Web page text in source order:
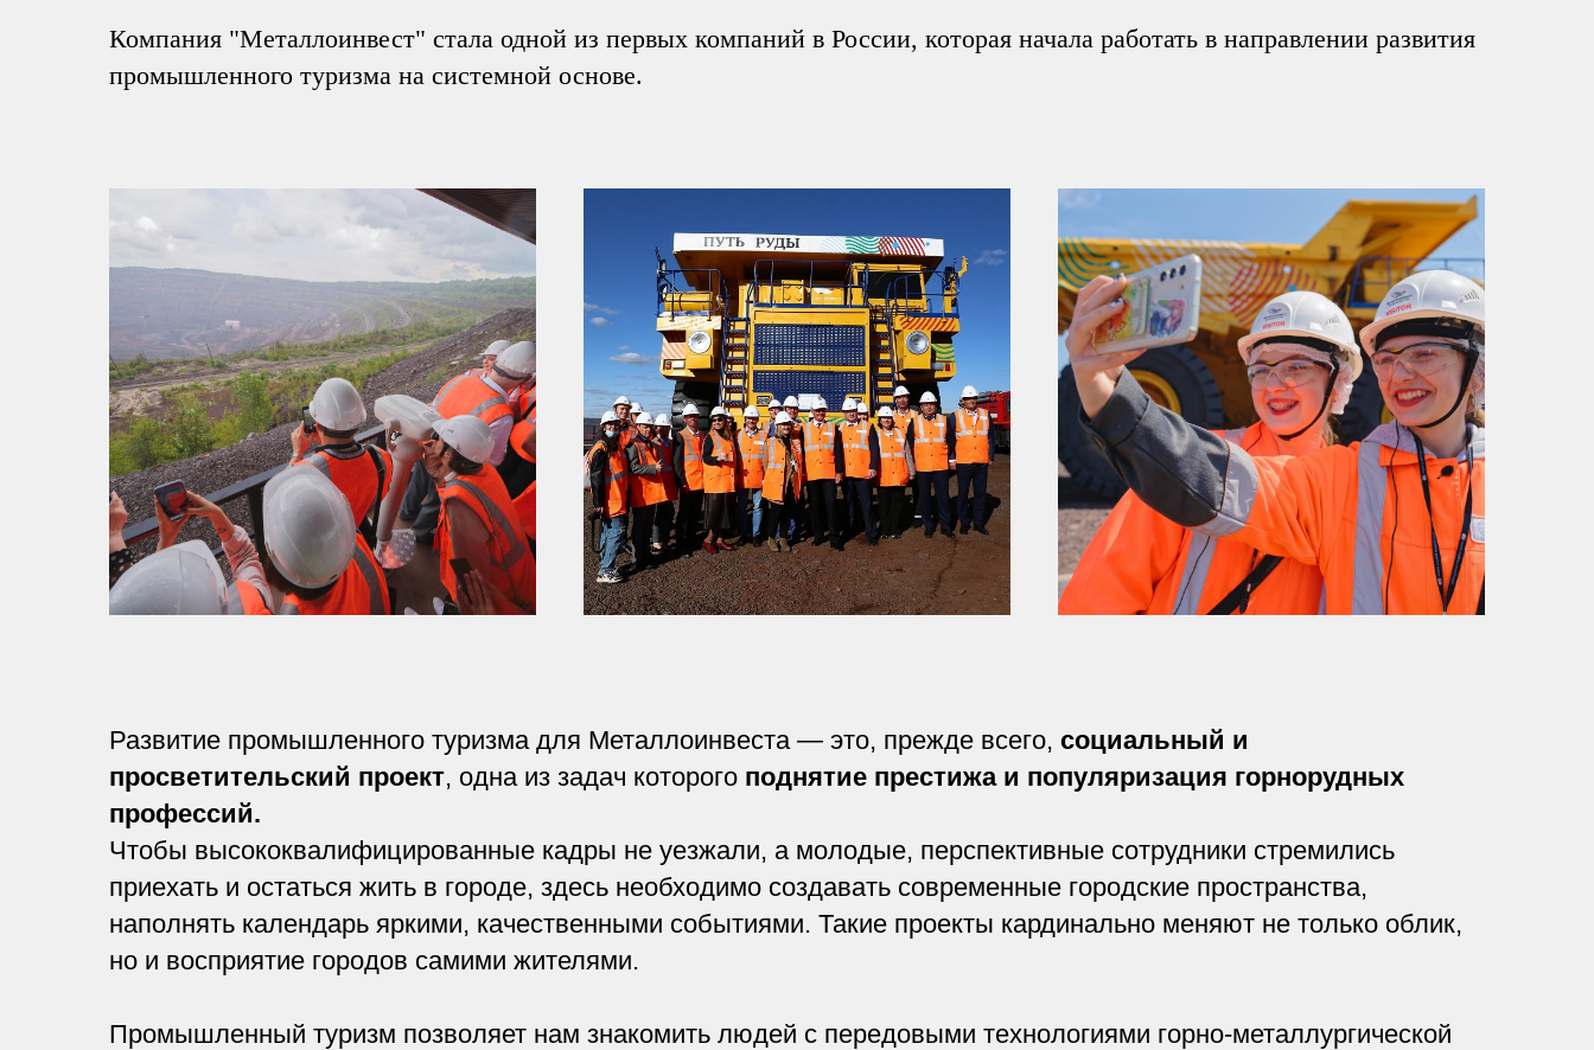
Компания "Металлоинвест" стала одной из первых компаний в России, которая начала работать в направлении развития
промышленного туризма на системной основе.
Развитие промышленного туризма для Металлоинвеста — это, прежде всего, социальный и
просветительский проект, одна из задач которого поднятие престижа и популяризация горнорудных
профессий.
Чтобы высококвалифицированные кадры не уезжали, а молодые, перспективные сотрудники стремились
приехать и остаться жить в городе, здесь необходимо создавать современные городские пространства,
наполнять календарь яркими, качественными событиями. Такие проекты кардинально меняют не только облик,
но и восприятие городов самими жителями.
Промышленный туризм позволяет нам знакомить людей с передовыми технологиями горно-металлургической